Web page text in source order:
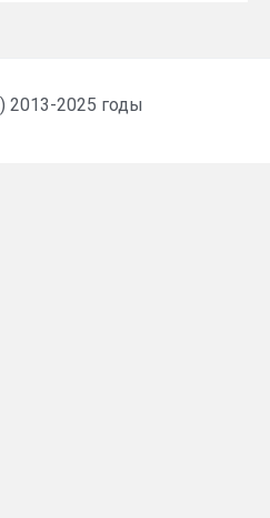
2013-2025 годы